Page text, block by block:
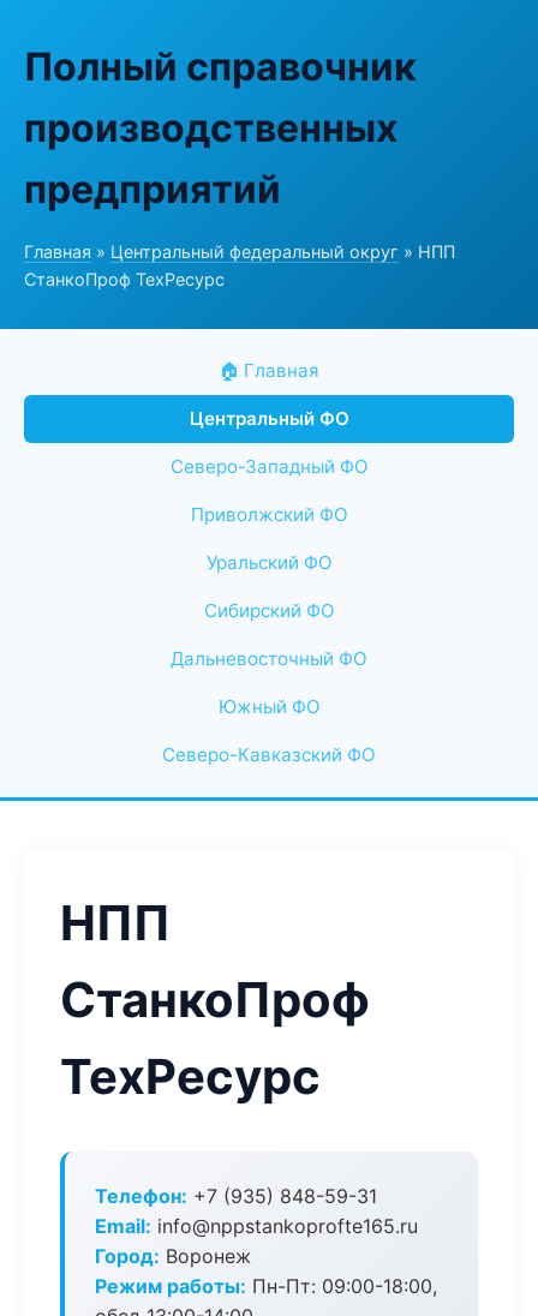
Полный справочник
производственных
предприятий
Главная » Центральный федеральный округ » НПП
СтанкоПроф ТехРесурс
🏠 Главная
Центральный ФО
Северо-Западный ФО
Приволжский ФО
Уральский ФО
Сибирский ФО
Дальневосточный ФО
Южный ФО
Северо-Кавказский ФО
НПП
СтанкоПроф
ТехРесурс
Телефон: +7 (935) 848-59-31
Email: info@nppstankoprofte165.ru
Город: Воронеж
Режим работы: Пн-Пт: 09:00-18:00,